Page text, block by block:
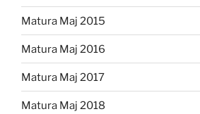
Matura Maj 2015
Matura Maj 2016
Matura Maj 2017
Matura Maj 2018